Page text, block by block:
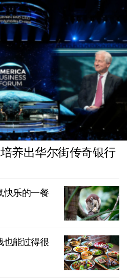
养出华尔街传奇银行
快乐的一餐
也能过得很